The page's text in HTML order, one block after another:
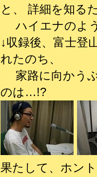
と、 詳細を知る
ハイエナのよ
↓収録後、富士登
れたのち、
家路に向かう
のは…!?
果たして、ホン